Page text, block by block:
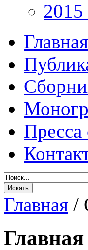
2015
Главная
Пресса
Главная /
Главная